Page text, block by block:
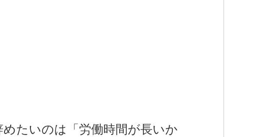
めたいのは「労働時間が長いか